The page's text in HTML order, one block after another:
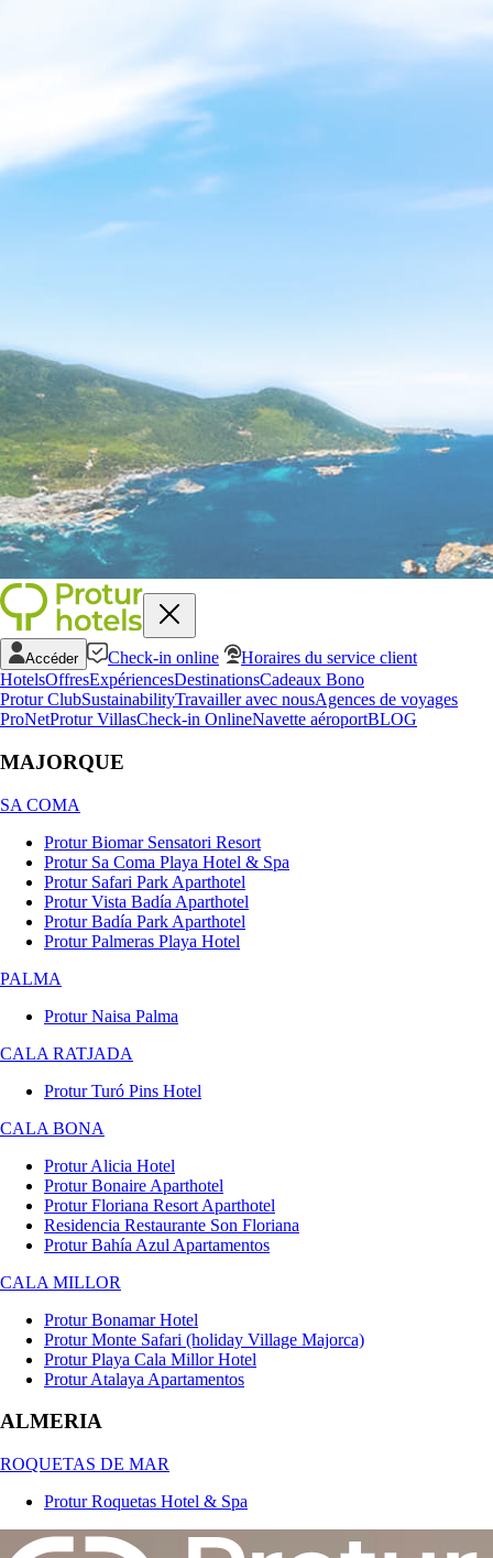
Accéder Check-in online
Horaires du service client
HotelsOffresExpériencesDestinationsCadeaux Bono
Protur ClubSustainabilityTravailler avec nousAgences de voyages
ProNetProtur VillasCheck-in OnlineNavette aéroportBLOG
MAJORQUE
SA COMA
Protur Biomar Sensatori Resort
Protur Sa Coma Playa Hotel & Spa
Protur Safari Park Aparthotel
Protur Vista Badía Aparthotel
Protur Badía Park Aparthotel
Protur Palmeras Playa Hotel
PALMA
Protur Naisa Palma
CALA RATJADA
Protur Turó Pins Hotel
CALA BONA
Protur Alicia Hotel
Protur Bonaire Aparthotel
Protur Floriana Resort Aparthotel
Residencia Restaurante Son Floriana
Protur Bahía Azul Apartamentos
CALA MILLOR
Protur Bonamar Hotel
Protur Monte Safari (holiday Village Majorca)
Protur Playa Cala Millor Hotel
Protur Atalaya Apartamentos
ALMERIA
ROQUETAS DE MAR
Protur Roquetas Hotel & Spa